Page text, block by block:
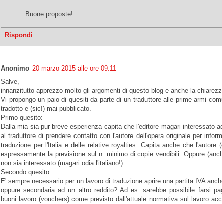
Buone proposte!
Rispondi
Anonimo 20 marzo 2015 alle ore 09:11
Salve,
innanzitutto apprezzo molto gli argomenti di questo blog e anche la
Vi propongo un paio di quesiti da parte di un traduttore alle prime armi
tradotto e (sic!) mai pubblicato.
Primo quesito:
Dalla mia sia pur breve esperienza capita che l'editore magari interessato
al traduttore di prendere contatto con l'autore dell'opera originale per
traduzione per l'Italia e delle relative royalties. Capita anche che l'autore
espressamente la previsione sul n. minimo di copie vendibili. Oppure
non sia interessato (magari odia l'italiano!).
Secondo quesito:
E' sempre necessario per un lavoro di traduzione aprire una partita IVA
oppure secondaria ad un altro reddito? Ad es. sarebbe possibile farsi
buoni lavoro (vouchers) come previsto dall'attuale normativa sul lavoro